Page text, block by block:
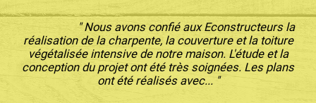
" Nous avons confié aux Econstructeurs la
réalisation de la charpente, la couverture et la toiture
végétalisée intensive de notre maison. L'étude et la
conception du projet ont été très soignées. Les plans
ont été réalisés avec... "